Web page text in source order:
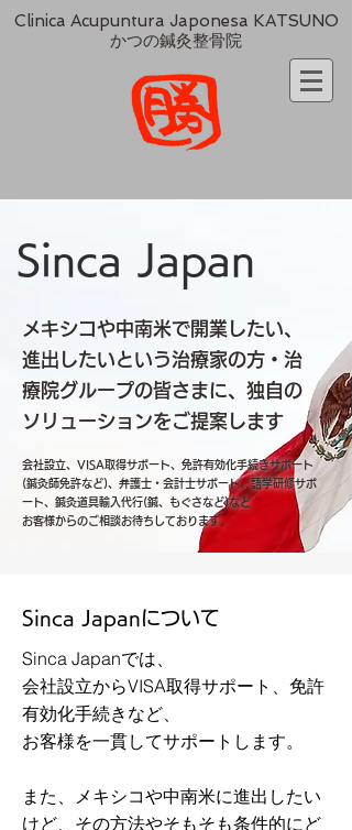
Clinica Acupuntura Japonesa KATSUNO
かつの鍼灸整骨院
Sinca Japan
メキシコや中南米で開業したい、
進出したいという治療家の方・治
療院グループの皆さまに、独自の
ソリューションをご提案します
会社設立、VISA取得サポート、免許有効化手続きサポート
(鍼灸師免許など)、弁護士・会計士サポート、語学研修サポ
ート、鍼灸道具輸入代行(鍼、もぐさなど​)など
お客様からのご相談お待ちしております。
Sinca Japanについて
Sinca Japanでは、
会社設立からVISA取得サポート、免許
有効化手続きなど、
お客様を一貫してサポートします。
また、メキシコや中南米に進出したい
けど、その方法やそもそも条件的にど